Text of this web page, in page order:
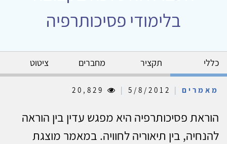
בלימודי פסיכותרפיה
כללי תקציר מחברים ציטוט
מאמרים |
|
הוראת פסיכותרפיה היא מפגש עדין בין הוראה
להנחיה, בין תיאוריה לחוויה. במאמר מוצגת